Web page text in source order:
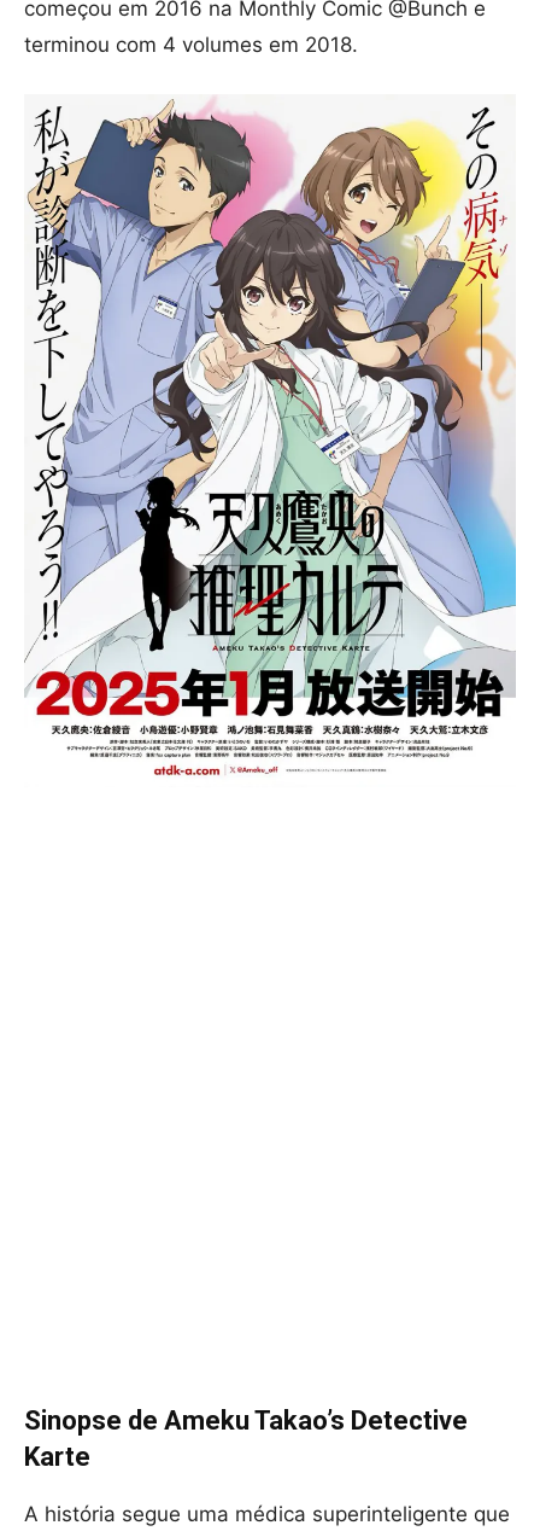
começou em 2016 na Monthly Comic @Bunch e
terminou com 4 volumes em 2018.
Sinopse de Ameku Takao’s Detective
Karte
A história segue uma médica superinteligente que